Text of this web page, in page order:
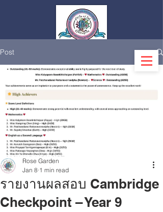
Post
รายงานผลสอบ Cambridge
Checkpoint – Year 9
Rose Garden
Jan 8 1 min read